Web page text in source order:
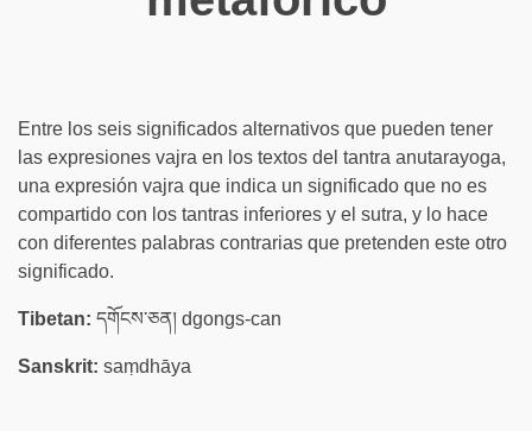
Entre los seis significados alternativos que pueden tener
las expresiones vajra en los textos del tantra anutarayoga,
una expresión vajra que indica un significado que no es
compartido con los tantras inferiores y el sutra, y lo hace
con diferentes palabras contrarias que pretenden este otro
significado.
Tibetan: དགོངས་ཅན། dgongs-can
Sanskrit: saṃdhāya